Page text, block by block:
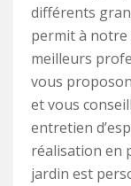
différents
permit à notre
meilleurs
vous
et vous
entretien
réalisation en
jardin est